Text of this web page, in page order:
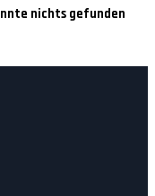
nichts gefunden